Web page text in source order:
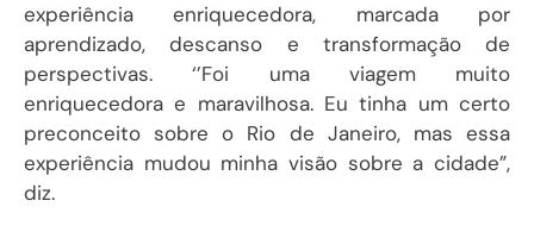
experiência enriquecedora, marcada por
aprendizado, descanso e transformação de
perspectivas. ‘’Foi uma viagem muito
enriquecedora e maravilhosa. Eu tinha um certo
preconceito sobre o Rio de Janeiro, mas essa
experiência mudou minha visão sobre a cidade”,
diz.